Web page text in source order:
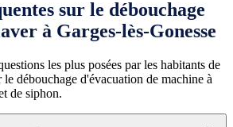
sur le débouchage
à Garges-lès-Gonesse
les plus posées par les habitants de
le débouchage d'évacuation de machine à
de siphon.